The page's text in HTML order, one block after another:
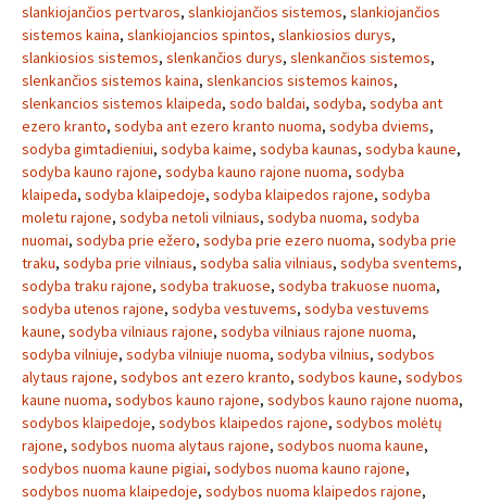
slankiojančios pertvaros, slankiojančios sistemos, slankiojančios
sistemos kaina, slankiojancios spintos, slankiosios durys,
slankiosios sistemos, slenkančios durys, slenkančios sistemos,
slenkančios sistemos kaina, slenkancios sistemos kainos,
slenkancios sistemos klaipeda, sodo baldai, sodyba, sodyba ant
ezero kranto, sodyba ant ezero kranto nuoma, sodyba dviems,
sodyba gimtadieniui, sodyba kaime, sodyba kaunas, sodyba kaune,
sodyba kauno rajone, sodyba kauno rajone nuoma, sodyba
klaipeda, sodyba klaipedoje, sodyba klaipedos rajone, sodyba
moletu rajone, sodyba netoli vilniaus, sodyba nuoma, sodyba
nuomai, sodyba prie ežero, sodyba prie ezero nuoma, sodyba prie
traku, sodyba prie vilniaus, sodyba salia vilniaus, sodyba sventems,
sodyba traku rajone, sodyba trakuose, sodyba trakuose nuoma,
sodyba utenos rajone, sodyba vestuvems, sodyba vestuvems
kaune, sodyba vilniaus rajone, sodyba vilniaus rajone nuoma,
sodyba vilniuje, sodyba vilniuje nuoma, sodyba vilnius, sodybos
alytaus rajone, sodybos ant ezero kranto, sodybos kaune, sodybos
kaune nuoma, sodybos kauno rajone, sodybos kauno rajone nuoma,
sodybos klaipedoje, sodybos klaipedos rajone, sodybos molėtų
rajone, sodybos nuoma alytaus rajone, sodybos nuoma kaune,
sodybos nuoma kaune pigiai, sodybos nuoma kauno rajone,
sodybos nuoma klaipedoje, sodybos nuoma klaipedos rajone,